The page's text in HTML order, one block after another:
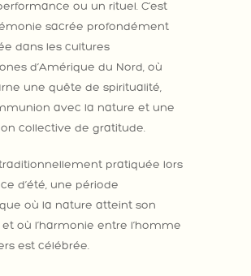
ou un rituel. C’est
sacrée profondément
dans les cultures
d’Amérique du Nord, où
une quête de spiritualité,
avec la nature et une
collective de gratitude.
pratiquée lors
d’été, une période
où la nature atteint son
où l’harmonie entre l’homme
est célébrée.